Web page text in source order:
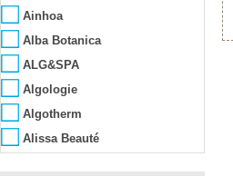
Ainhoa
Alba Botanica
ALG&SPA
Algologie
Algotherm
Alissa Beauté